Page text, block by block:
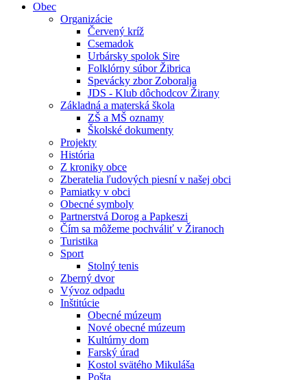
Obec
Organizácie
Červený kríž
Csemadok
Urbársky spolok Sire
Folklórny súbor Žibrica
Spevácky zbor Zoboralja
JDS - Klub dôchodcov Žirany
Základná a materská škola
ZŠ a MŠ oznamy
Školské dokumenty
Projekty
História
Z kroniky obce
Zberatelia ľudových piesní v našej obci
Pamiatky v obci
Obecné symboly
Partnerstvá Dorog a Papkeszi
Čím sa môžeme pochváliť v Žiranoch
Turistika
Sport
Stolný tenis
Zberný dvor
Vývoz odpadu
Inštitúcie
Obecné múzeum
Nové obecné múzeum
Kultúrny dom
Farský úrad
Kostol svätého Mikuláša
Pošta